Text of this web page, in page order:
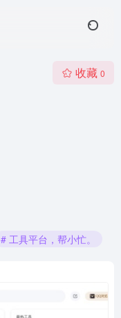
收藏 0
# 工具平台，帮小忙。